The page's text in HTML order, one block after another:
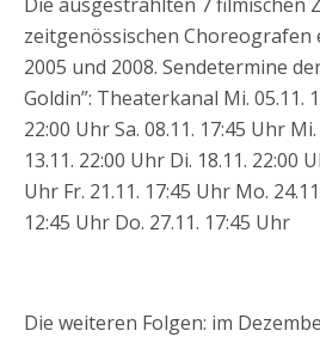
zeitgenössischen Choreografen
2005 und 2008. Sendetermine
Goldin”: Theaterkanal Mi. 05.11.
22:00 Uhr Sa. 08.11. 17:45 Uhr
13.11. 22:00 Uhr Di. 18.11. 22:00
Uhr Fr. 21.11. 17:45 Uhr Mo.
12:45 Uhr Do. 27.11. 17:45 Uhr
Die weiteren Folgen: im